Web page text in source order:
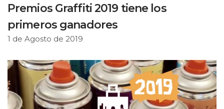
Premios Graffiti 2019 tiene los
primeros ganadores
1 de Agosto de 2019